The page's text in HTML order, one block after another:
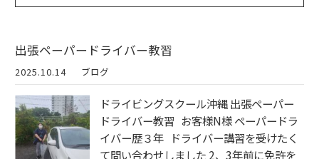
出張ペーパードライバー教習
2025.10.14 ブログ
ドライビングスクール沖縄 出張ペーパー
ドライバー教習 お客様N様 ペーパードラ
イバー歴３年 ドライバー講習を受けたく
て問い合わせしました 2、3年前に免許を